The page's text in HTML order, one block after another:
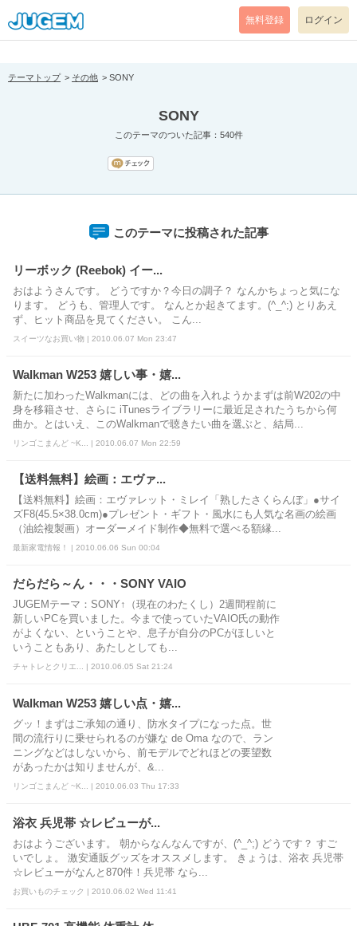
[pear_error: message="Success" code=0 mode=return level=notice
prefix="" info=""]
無料登録 ログイン
テーマトップ その他 SONY
SONY
このテーマのついた記事：540件
このテーマに投稿された記事
リーボック (Reebok) イー...
おはようさんです。 どうですか？今日の調子？ なんかちょっと気にな
ります。 どうも、管理人です。 なんとか起きてます。(^_^;) とりあえ
ず、ヒット商品を見てください。 こん...
スイーツなお買い物 | 2010.06.07 Mon 23:47
Walkman W253 嬉しい事・嬉...
新たに加わったWalkmanには、どの曲を入れようかまずは前W202の中
身を移籍させ、さらに iTunesライブラリーに最近足されたうちから何
曲か。とはいえ、このWalkmanで聴きたい曲を選ぶと、結局...
リンゴこまんど ~K... | 2010.06.07 Mon 22:59
【送料無料】絵画：エヴァ...
【送料無料】絵画：エヴァレット・ミレイ「熟したさくらんぼ」●サイ
ズF8(45.5×38.0cm)●プレゼント・ギフト・風水にも人気な名画の絵画
（油絵複製画）オーダーメイド制作◆無料で選べる額縁...
最新家電情報！ | 2010.06.06 Sun 00:04
だらだら～ん・・・SONY VAIO
JUGEMテーマ：SONY↑（現在のわたくし）2週間程前に
新しいPCを買いました。今まで使っていたVAIO氏の動作
がよくない、ということや、息子が自分のPCがほしいと
いうこともあり、あたしとしても...
チャトレとクリエ... | 2010.06.05 Sat 21:24
Walkman W253 嬉しい点・嬉...
グッ！まずはご承知の通り、防水タイプになった点。世
間の流行りに乗せられるのが嫌な de Oma なので、ラン
ニングなどはしないから、前モデルでどれほどの要望数
があったかは知りませんが、&...
リンゴこまんど ~K... | 2010.06.03 Thu 17:33
浴衣 兵児帯 ☆レビューが...
おはようございます。 朝からなんなんですが、(^_^;) どうです？ すご
いでしょ。 激安通販グッズをオススメします。 きょうは、浴衣 兵児帯
☆レビューがなんと870件！兵児帯 なら...
お買いものチェック | 2010.06.02 Wed 11:41